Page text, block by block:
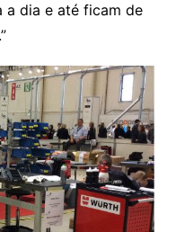
a dia e até ficam de